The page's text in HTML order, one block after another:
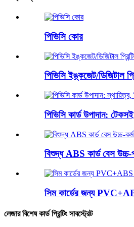
পিভিসি কোর
পিভিসি ইঙ্কজেট/ডিজিটাল
পিভিসি কার্ড উপাদান:
বিশুদ্ধ ABS কার্ড বেস উচ্চ-
সিম কার্ডের জন্য
লেজার বিশেষ কার্ড প্রিন্টিং সাবস্ট্রেট